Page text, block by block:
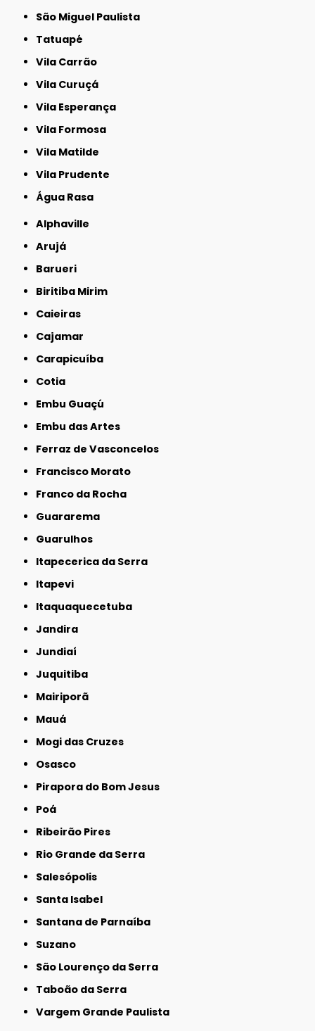
São Miguel Paulista
Tatuapé
Vila Carrão
Vila Curuçá
Vila Esperança
Vila Formosa
Vila Matilde
Vila Prudente
Água Rasa
Alphaville
Arujá
Barueri
Biritiba Mirim
Caieiras
Cajamar
Carapicuíba
Cotia
Embu Guaçú
Embu das Artes
Ferraz de Vasconcelos
Francisco Morato
Franco da Rocha
Guararema
Guarulhos
Itapecerica da Serra
Itapevi
Itaquaquecetuba
Jandira
Jundiaí
Juquitiba
Mairiporã
Mauá
Mogi das Cruzes
Osasco
Pirapora do Bom Jesus
Poá
Ribeirão Pires
Rio Grande da Serra
Salesópolis
Santa Isabel
Santana de Parnaíba
Suzano
São Lourenço da Serra
Taboão da Serra
Vargem Grande Paulista